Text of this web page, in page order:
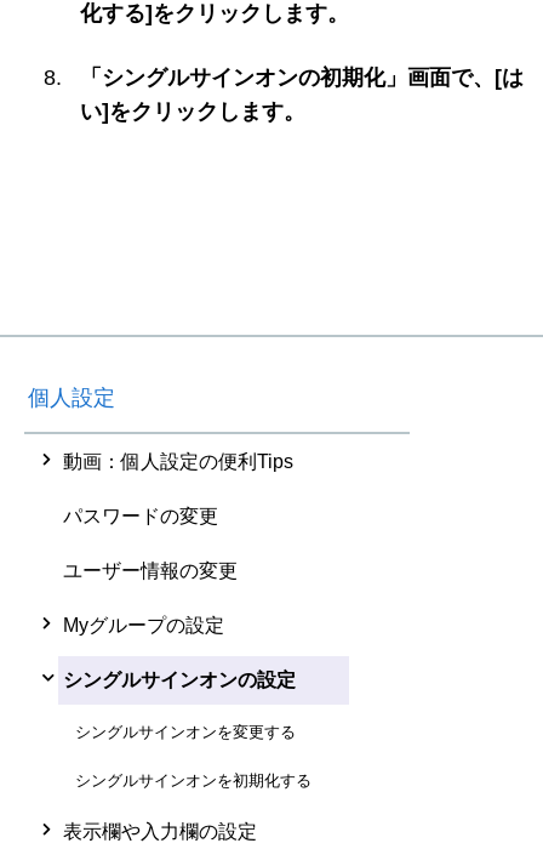
化する]をクリックします。
「シングルサインオンの初期化」画面で、[は
い]をクリックします。
個人設定
動画：個人設定の便利Tips
パスワードの変更
ユーザー情報の変更
Myグループの設定
シングルサインオンの設定
シングルサインオンを変更する
シングルサインオンを初期化する
表示欄や入力欄の設定